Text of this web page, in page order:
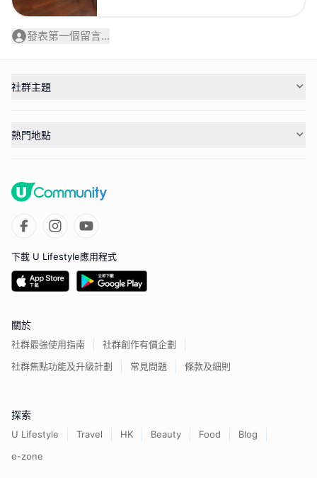
發表第一個留言...
社群主題
熱門地點
下載 U Lifestyle應用程式
關於
社群最強使用指南
社群創作有價企劃
社群焦點功能及升級計劃
常見問題 條款及細則
探索
U Lifestyle Travel HK Beauty Food
Blog
e-zone